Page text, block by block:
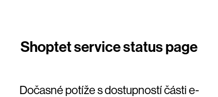
Dočasné potíže s dostupností části e-